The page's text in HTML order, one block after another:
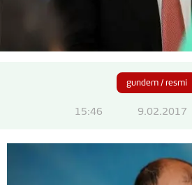
gundem / resmi
15:46 9.02.2017